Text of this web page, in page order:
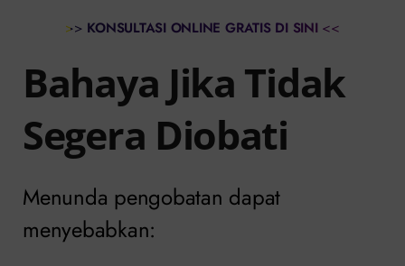
>> KONSULTASI ONLINE GRATIS DI SINI <<
Bahaya Jika Tidak
Segera Diobati
Menunda pengobatan dapat
menyebabkan: